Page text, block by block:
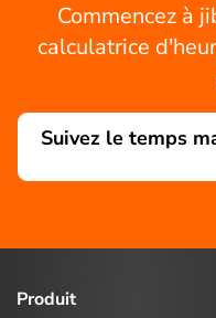
Commencez à
calculatrice
Suivez le temps
Produit